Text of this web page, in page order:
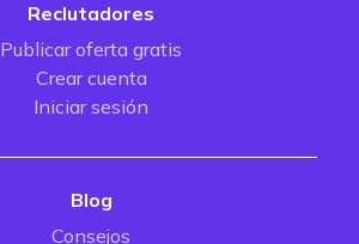
Reclutadores
Publicar oferta gratis
Crear cuenta
Iniciar sesión
Blog
Consejos